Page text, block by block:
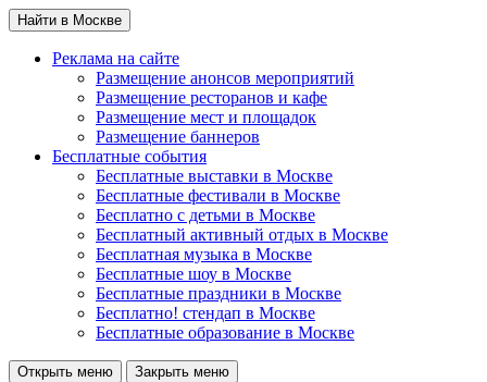
Найти в Москве
Реклама на сайте
Размещение анонсов мероприятий
Размещение ресторанов и кафе
Размещение мест и площадок
Размещение баннеров
Бесплатные события
Бесплатные выставки в Москве
Бесплатные фестивали в Москве
Бесплатно с детьми в Москве
Бесплатный активный отдых в Москве
Бесплатная музыка в Москве
Бесплатные шоу в Москве
Бесплатные праздники в Москве
Бесплатно! стендап в Москве
Бесплатные образование в Москве
Открыть меню Закрыть меню